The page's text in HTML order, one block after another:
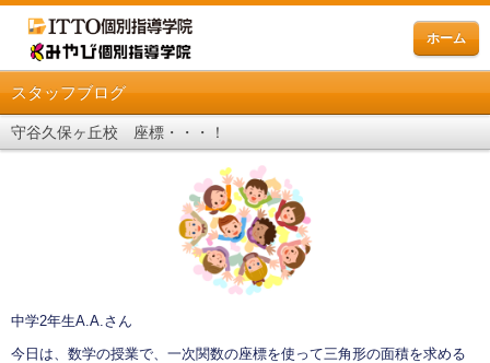
ホーム
スタッフブログ
守谷久保ヶ丘校 座標・・・！
中学2年生A.A.さん
今日は、数学の授業で、一次関数の座標を使って三角形の面積を求める